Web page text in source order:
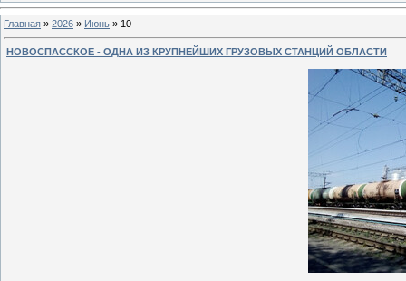
Главная » 2026 » Июнь » 10
НОВОСПАССКОЕ - ОДНА ИЗ КРУПНЕЙШИХ ГРУЗОВЫХ СТАНЦИЙ ОБЛАСТИ